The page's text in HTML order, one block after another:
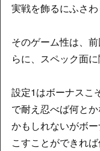
実戦を飾るにふさわ
そのゲーム性は、
らに、スペック面
設定1はボーナスこ
で耐え忍べば何と
かもしれないがボ
こすことができれ